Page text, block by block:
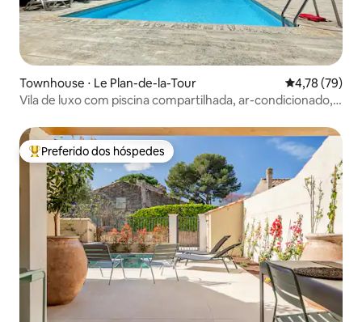
Townhouse ⋅ Le Plan-de-la-Tour 4,78 de uma
4,78 (79)
Vila de luxo com piscina compartilhada, ar-condicionado,
Entre os melhores preferidos dos hóspedes
Preferido dos hóspedes